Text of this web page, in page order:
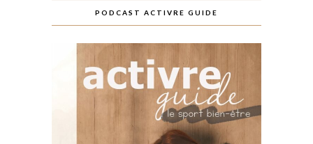
PODCAST ACTIVRE GUIDE